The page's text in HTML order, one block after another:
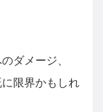
ダメージ、
限界かもしれ